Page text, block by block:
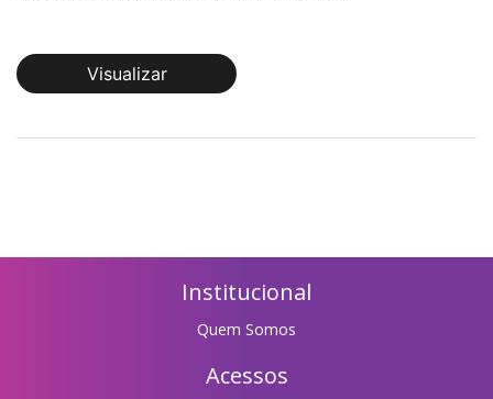
Visualizar
Institucional
Quem Somos
Acessos